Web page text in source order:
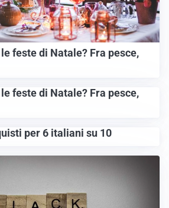
feste di Natale? Fra pesce,
feste di Natale? Fra pesce,
per 6 italiani su 10